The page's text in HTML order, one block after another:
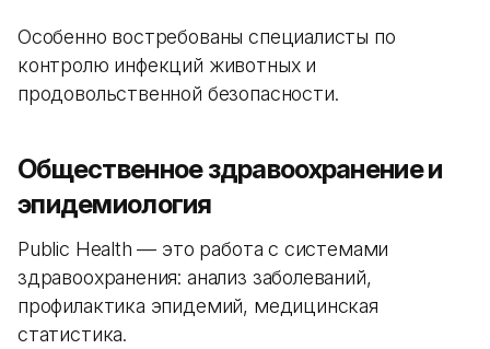
Особенно востребованы специалисты по
контролю инфекций животных и
продовольственной безопасности.
Общественное здравоохранение и
эпидемиология
Public Health — это работа с системами
здравоохранения: анализ заболеваний,
профилактика эпидемий, медицинская
статистика.